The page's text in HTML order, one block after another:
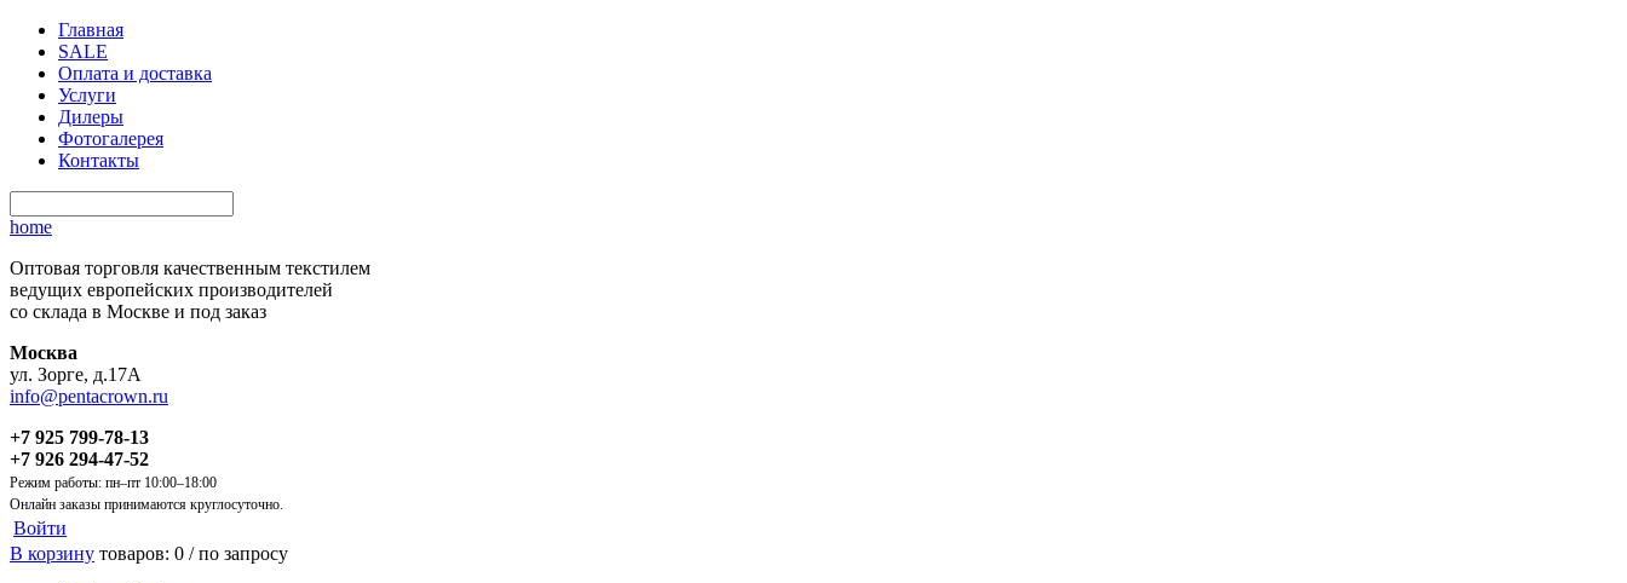
Главная
SALE
Оплата и доставка
Услуги
Дилеры
Фотогалерея
Контакты
home
Оптовая торговля качественным текстилем
ведущих европейских производителей
со склада в Москве и под заказ
Москва
ул. Зорге, д.17А
info@pentacrown.ru
+7 925 799-78-13
+7 926 294-47-52
Режим работы: пн–пт 10:00–18:00
Онлайн заказы принимаются круглосуточно.
Войти
В корзину товаров: 0 /по запросу